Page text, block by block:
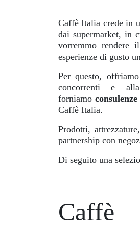
Caffè Italia crede in
dai supermarket, in
vorremmo rendere
esperienze di gusto
Per questo,
concorrenti e
forniamo
Caffè Italia.
Prodotti,
partnership con
Di seguito una
Caffè